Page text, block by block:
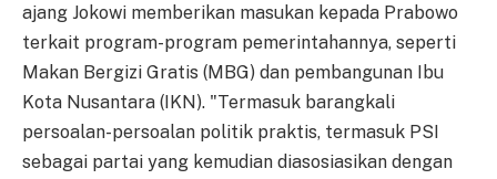
ajang Jokowi memberikan masukan kepada Prabowo
terkait program-program pemerintahannya, seperti
Makan Bergizi Gratis (MBG) dan pembangunan Ibu
Kota Nusantara (IKN). "Termasuk barangkali
persoalan-persoalan politik praktis, termasuk PSI
sebagai partai yang kemudian diasosiasikan dengan